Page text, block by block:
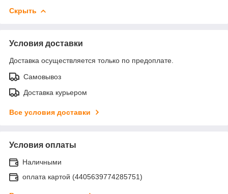
Скрыть
Условия доставки
Доставка осуществляется только по предоплате.
Самовывоз
Доставка курьером
Все условия доставки
Условия оплаты
Наличными
оплата картой (4405639774285751)